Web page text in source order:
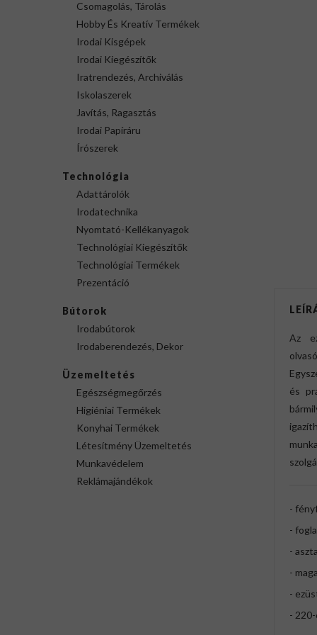
Csomagolás, Tárolás
Hobby És Kreatív Termékek
Irodai Kisgépek
Irodai Kiegészítők
Iratrendezés, Archiválás
Iskolaszerek
Javítás, Ragasztás
Irodai Papíráru
Írószerek
Technológia
Adattárolók
Irodatechnika
Nyomtató-Kellékanyagok
Technológiai Kiegészítők
Technológiai Termékek
Prezentáció
Bútorok
Irodabútorok
Irodaberendezés, Dekor
Üzemeltetés
Egészségmegőrzés
Higiéniai Termékek
Konyhai Termékek
Létesítmény Üzemeltetés
Munkavédelem
Reklámajándékok
Az
és
-
-
-
-
-
-